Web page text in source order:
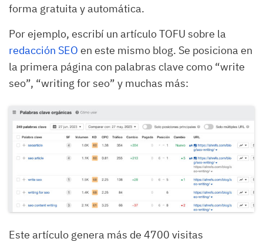
forma gratuita y automática.
Por ejemplo, escribí un artículo TOFU sobre la
redacción SEO en este mismo blog. Se posiciona en
la primera página con palabras clave como “write
seo”, “writing for seo” y muchas más:
Este artículo genera más de 4700 visitas